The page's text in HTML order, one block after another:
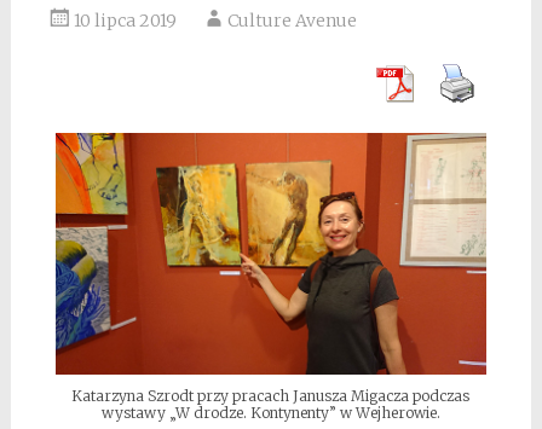
10 lipca 2019 Culture Avenue
Katarzyna Szrodt przy pracach Janusza Migacza podczas
wystawy „W drodze. Kontynenty” w Wejherowie.